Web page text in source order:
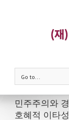
Go to...
민주주의와
호혜적 이타